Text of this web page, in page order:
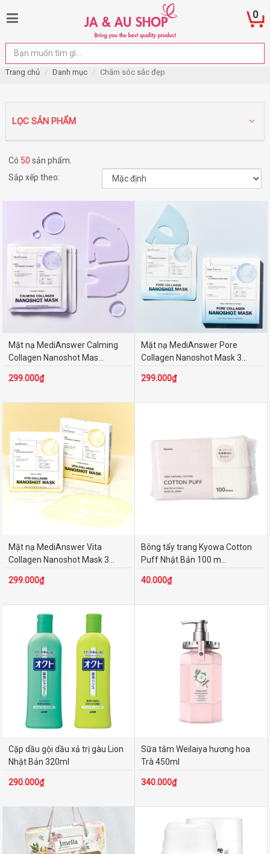
0
Trang chủ Danh mục Chăm sóc sắc đẹp
LỌC SẢN PHẨM
Có 50 sản phẩm.
Sắp xếp theo:
Mặt nạ MediAnswer Calming
Collagen Nanoshot Mas...
299.000₫
Mặt nạ MediAnswer Pore
Collagen Nanoshot Mask 3...
299.000₫
Mặt nạ MediAnswer Vita
Collagen Nanoshot Mask 3...
299.000₫
Bông tẩy trang Kyowa Cotton
Puff Nhật Bản 100 m...
40.000₫
Cặp dầu gội dầu xả trị gàu Lion
Nhật Bản 320ml
290.000₫
Sữa tắm Weilaiya hương hoa
Trà 450ml
340.000₫